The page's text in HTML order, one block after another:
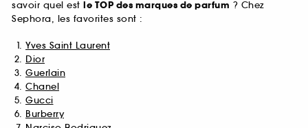
savoir quel est le TOP des marques de parfum ? Chez
Sephora, les favorites sont :
Yves Saint Laurent
Dior
Guerlain
Chanel
Gucci
Burberry